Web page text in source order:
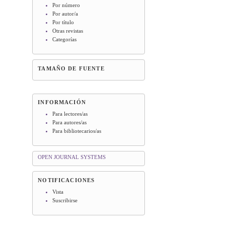
Por número
Por autor/a
Por título
Otras revistas
Categorías
TAMAÑO DE FUENTE
INFORMACIÓN
Para lectores/as
Para autores/as
Para bibliotecarios/as
OPEN JOURNAL SYSTEMS
NOTIFICACIONES
Vista
Suscribirse